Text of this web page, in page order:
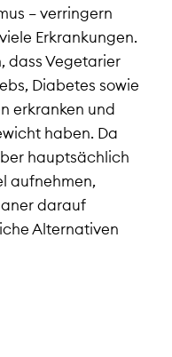
– verringern
Erkrankungen.
dass Vegetarier
Diabetes sowie
erkranken und
haben. Da
hauptsächlich
aufnehmen,
darauf
Alternativen